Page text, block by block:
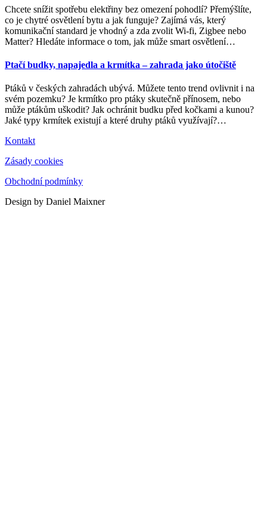
Chcete snížit spotřebu elektřiny bez omezení pohodlí? Přemýšlíte,
co je chytré osvětlení bytu a jak funguje? Zajímá vás, který
komunikační standard je vhodný a zda zvolit Wi-fi, Zigbee nebo
Matter? Hledáte informace o tom, jak může smart osvětlení…
Ptačí budky, napajedla a krmítka – zahrada jako útočiště
Ptáků v českých zahradách ubývá. Můžete tento trend ovlivnit i na
svém pozemku? Je krmítko pro ptáky skutečně přínosem, nebo
může ptákům uškodit? Jak ochránit budku před kočkami a kunou?
Jaké typy krmítek existují a které druhy ptáků využívají?…
Kontakt
Zásady cookies
Obchodní podmínky
Design by Daniel Maixner